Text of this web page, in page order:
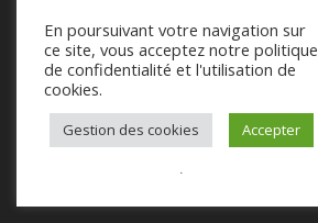
Danseuse
Andréa Bescond
Chorégraphe
En poursuivant votre navigation sur
ce site, vous acceptez notre politique
de confidentialité et l'utilisation de
cookies.
Gestion des cookies Accepter
.